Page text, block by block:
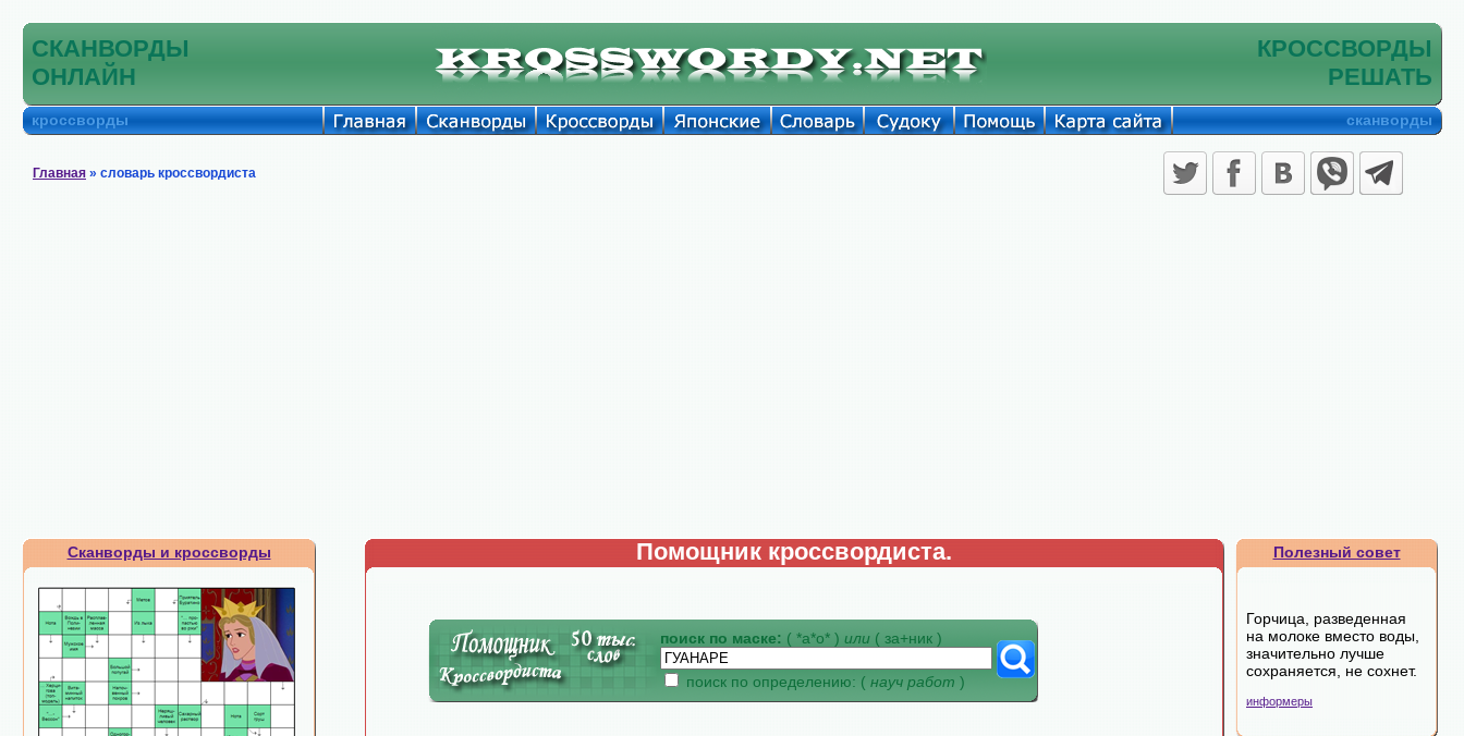
СКАНВОРДЫ
ОНЛАЙН
КРОССВОРДЫ
РЕШАТЬ
кроссворды сканворды
Главная » словарь кроссвордиста
Сканворды и кроссворды Помощник кроссвордиста.
поиск по маске: ( *а*о* ) или ( за+ник )
поиск по определению: ( науч работ )
Полезный совет
Горчица, разведенная
на молоке вместо воды,
значительно лучше
сохраняется, не сохнет.
информеры